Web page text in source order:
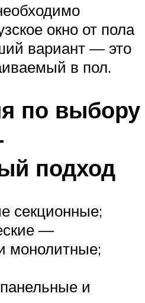
окно от пола
вариант — это
в пол.
по выбору
подход
секционные;
—
монолитные;
и